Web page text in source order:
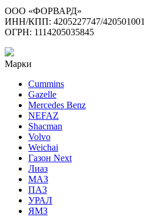
ООО «ФОРВАРД»
ИНН/КПП: 4205227747/420501001
ОГРН: 1114205035845
Марки
Cummins
Gazelle
Mercedes Benz
NEFAZ
Shacman
Volvo
Weichai
Газон Next
Лиаз
МАЗ
ПАЗ
УРАЛ
ЯМЗ